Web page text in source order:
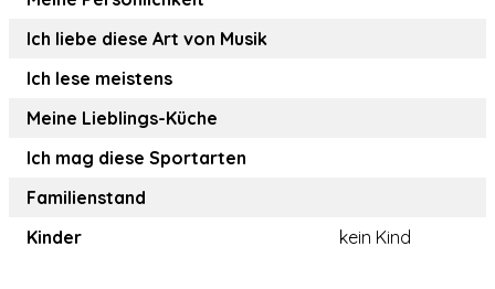
Ich liebe diese Art von Musik
Ich lese meistens
Meine Lieblings-Küche
Ich mag diese Sportarten
Familienstand
Kinder
kein Kind